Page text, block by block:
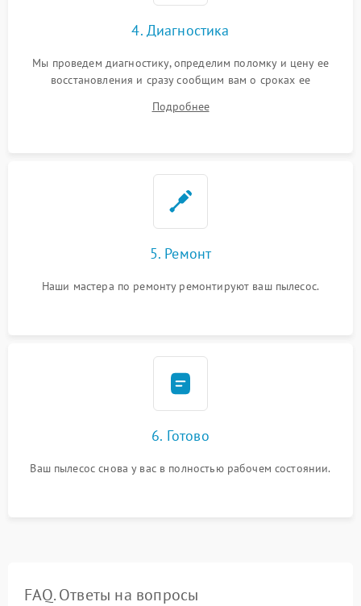
4. Диагностика
Мы проведем диагностику, определим поломку и цену ее
восстановления и сразу сообщим вам о сроках ее
Подробнее
5. Ремонт
Наши мастера по ремонту ремонтируют ваш пылесос.
6. Готово
Ваш пылесос снова у вас в полностью рабочем состоянии.
FAQ. Ответы на вопросы